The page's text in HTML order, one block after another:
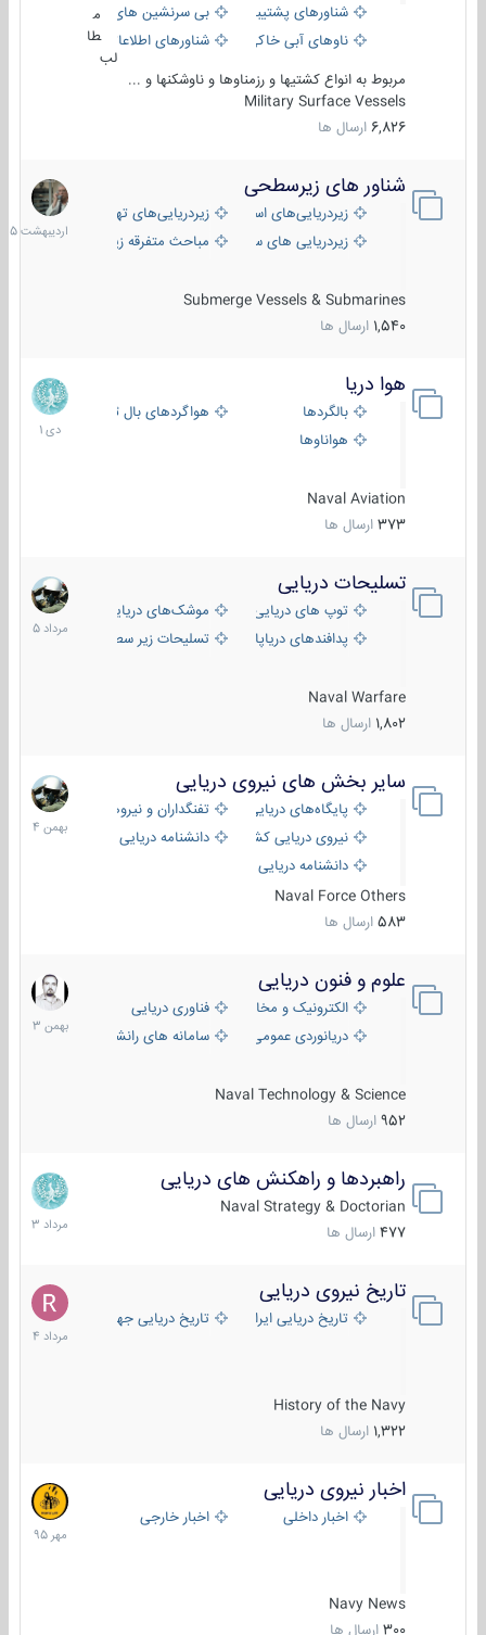
شناورهای پشتیبانی
بی سرنشین های دریایی
ناوهای آبی خاکی و نیروبرشناورهای اطلاعاتی و جاسوسی
طا
لب
مربوط به انواع کشتیها و رزمناوها و ناوشکنها و ...
Military Surface Vessels
6,826 ارسال ها
شناور های زیرسطحی
زیردریایی‌های استراتژیکزیردریایی‌های تهاجمی
زیردریایی های سبک
مباحث متفرقه زیرسطحی
Submerge Vessels & Submarines
1,540 ارسال ها
31
1405
هوا دریا
بالگردها
هواگردهای بال ثابت
هواناوها
Naval Aviation
373 ارسال ها
12
دی
1401
تسلیحات دریایی
توپ های دریایی
موشک‌های دریایی
پدافندهای دریاپایه
تسلیحات زیر سطحی
Naval Warfare
1,802 ارسال ها
2
مرداد
1405
سایر بخش های نیروی دریایی
پایگاه‌های دریایی
تفنگداران و نیروهای ویژه‌ی دریایی
نیروی دریایی کشورهای مختلفدانشنامه دریایی
دانشنامه دریایی کپی
Naval Force Others
583 ارسال ها
22
بهمن
1404
علوم و فنون دریایی
الکترونیک و مخابرات دریاییفناوری دریایی
دریانوردی عمومی
سامانه های رانشی دریایی
Naval Technology & Science
952 ارسال ها
6
بهمن
1403
راهبردها و راهکنش های دریایی
Naval Strategy & Doctorian
477 ارسال ها
2
مرداد
1403
تاریخ نیروی دریایی
تاریخ دریایی ایران تاریخ دریایی جهان
History of the Navy
1,322 ارسال ها
16
مرداد
1404
اخبار نیروی دریایی
اخبار داخلی اخبار خارجی
Navy News
300 ارسال ها
27
مهر
1395